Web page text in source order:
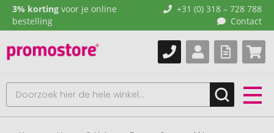
3% korting voor je online
bestelling
+31 (0) 318 – 728 788
Contact